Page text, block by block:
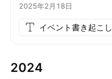
2025年2月18日
イベント書き起こし
2024